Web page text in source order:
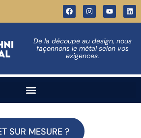
De la découpe au design, nous
façonnons le métal selon vos
exigences.
SUR MESURE ?